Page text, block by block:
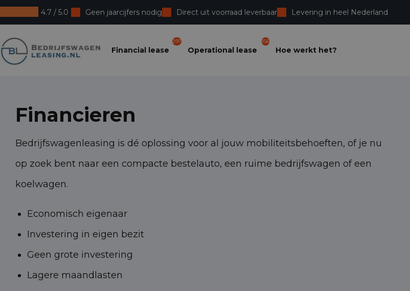
4.7 / 5.0 Geen jaarcijfers nodig Direct uit voorraad leverbaar Levering in heel Nederland
Bedrijfswagenleasing
Financial lease
297
Operational lease
156
Hoe werkt het?
Financieren
Bedrijfswagenleasing is dé oplossing voor al jouw mobiliteitsbehoeften, of je nu
op zoek bent naar een compacte bestelauto, een ruime bedrijfswagen of een
koelwagen.
Economisch eigenaar
Investering in eigen bezit
Geen grote investering
Lagere maandlasten